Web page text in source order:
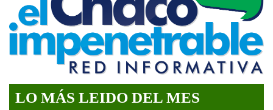
LO MÁS LEIDO DEL MES